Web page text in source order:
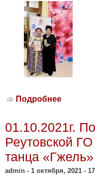
Подробнее
01.10.2021г.
Реутовской
танца
admin - 1 октября, 2021 -